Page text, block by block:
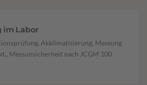
im Labor
Akklimatisierung, Messung
Messunsicherheit nach JCGM 100